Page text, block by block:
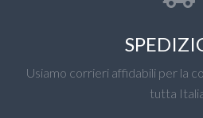
Usiamo corrieri affidabili per la
tutta